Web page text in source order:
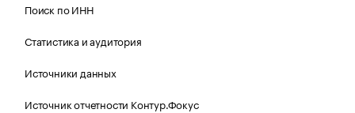
Поиск по ИНН
Статистика и аудитория
Источники данных
Источник отчетности Контур.Фокус